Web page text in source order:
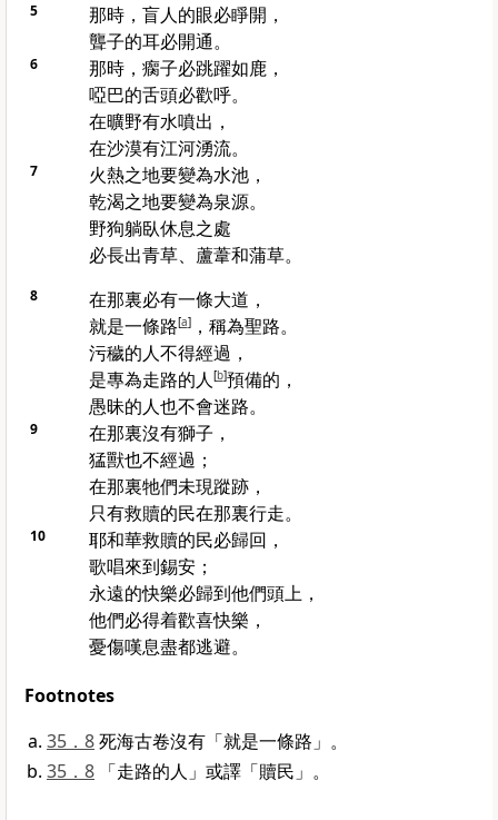
5
那時，盲人的眼必睜開，
聾子的耳必開通。
6
那時，瘸子必跳躍如鹿，
啞巴的舌頭必歡呼。
在曠野有水噴出，
在沙漠有江河湧流。
7
火熱之地要變為水池，
乾渴之地要變為泉源。
野狗躺臥休息之處
必長出青草、蘆葦和蒲草。
8
在那裏必有一條大道，
就是一條路[a]，稱為聖路。
污穢的人不得經過，
是專為走路的人[b]預備的，
愚昧的人也不會迷路。
9
在那裏沒有獅子，
猛獸也不經過；
在那裏牠們未現蹤跡，
只有救贖的民在那裏行走。
10
耶和華救贖的民必歸回，
歌唱來到錫安；
永遠的快樂必歸到他們頭上，
他們必得着歡喜快樂，
憂傷嘆息盡都逃避。
Footnotes
35．8死海古卷沒有「就是一條路」。
35．8 「走路的人」或譯「贖民」。